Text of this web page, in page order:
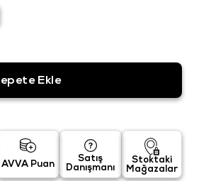
AVVA Puan
Satış
Danışmanı
Stoktaki
Mağazalar